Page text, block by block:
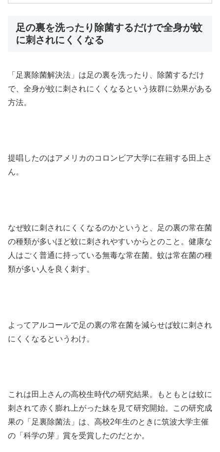
足の裏を洗ったり除菌するだけで全身が蚊
に刺されにくくなる
「足裏除菌解決法」は足の裏を洗ったり、除菌するだけ
で、全身が蚊に刺されにくくなるという抜群に効果がある
方法。
提唱したのはアメリカのコロンビア大学に在籍する田上さ
ん。
なぜ蚊に刺されにくくなるのかというと、足の裏の常在菌
の種類が多いほど蚊に刺されやすいからとのこと。健康な
人はごく普通に持っている無毒な常在菌。蚊は常在菌の種
類が多い人を良く刺す。
よってアルコールで足の裏の常在菌を減らせば蚊に刺され
にくくなるというわけ。
これは田上さんの高校生時代の研究結果。もともとは蚊に
刺されて赤く膨れ上がった妹を見て研究開始。この研究成
果の「足裏除菌法」は、高校2年生のときに筑波大学主催
の「科学の芽」賞を受賞したのだとか。